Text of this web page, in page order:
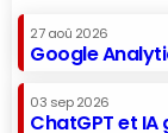
27 aoû 2026
Google
03 sep 2026
ChatGPT et